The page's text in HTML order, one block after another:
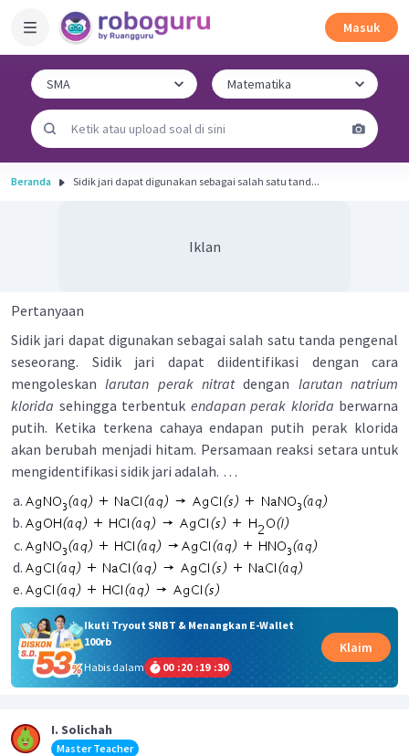
Masuk
Beranda Sidik jari dapat digunakan sebagai salah satu tand...
Iklan
Pertanyaan
Sidik jari dapat digunakan sebagai salah satu tanda pengenal
seseorang. Sidik jari dapat diidentifikasi dengan cara
mengoleskanlarutan perak nitratdengan larutan natrium
klorida sehingga terbentuk endapan perak klorida berwarna
putih. Ketika terkena cahaya endapan putih perak klorida
akan berubah menjadi hitam. Persamaan reaksi setara untuk
mengidentifikasi sidik jari adalah. . . .
Ikuti Tryout SNBT & Menangkan E-Wallet
100rb
Habis dalam
00 :20 :19 :30
Klaim
I. Solichah
Master Teacher